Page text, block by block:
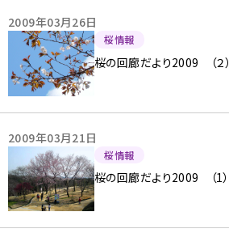
2009年03月26日
桜情報
桜の回廊だより2009 （２）
2009年03月21日
桜情報
桜の回廊だより2009 （1）